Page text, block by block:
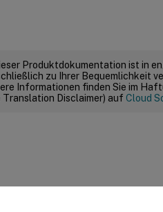
Produktdokumentation ist in
zu Ihrer Bequemlichkeit
Informationen finden Sie im
Disclaimer) auf Cloud